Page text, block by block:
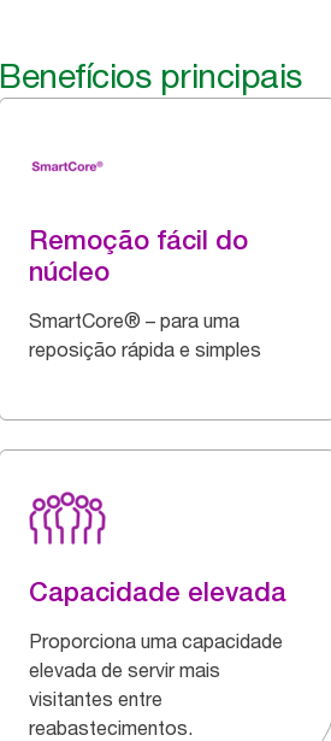
Benefícios principais
Remoção fácil do
núcleo
SmartCore® – para uma
reposição rápida e simples
Capacidade elevada
Proporciona uma capacidade
elevada de servir mais
visitantes entre
reabastecimentos.